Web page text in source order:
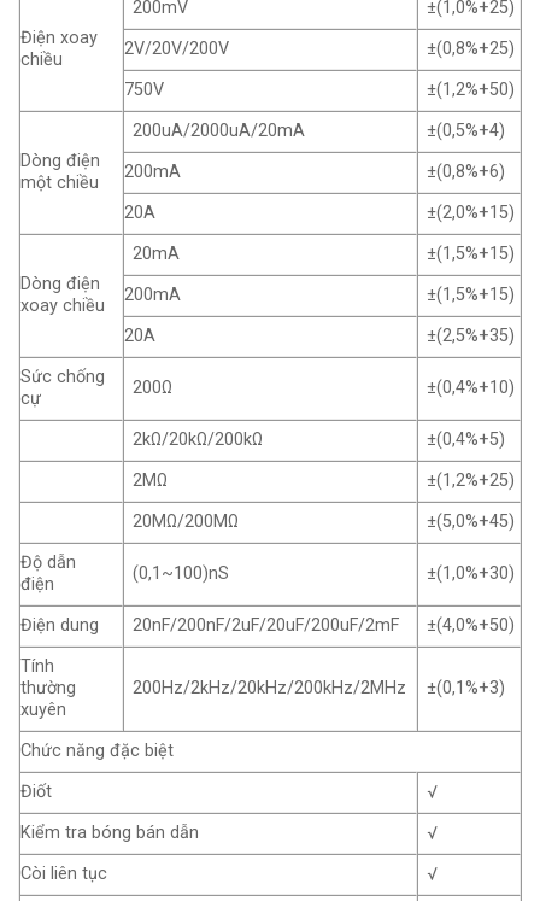
Điện xoay
chiều
200mV
±(1,0%+25)
2V/20V/200V
±(0,8%+25)
750V
±(1,2%+50)
Dòng điện
một chiều
200uA/2000uA/20mA
±(0,5%+4)
200mA
±(0,8%+6)
20A
±(2,0%+15)
Dòng điện
xoay chiều
20mA
±(1,5%+15)
200mA
±(1,5%+15)
20A
±(2,5%+35)
Sức chống
cự
200Ω ±(0,4%+10)
2kΩ/20kΩ/200kΩ
±(0,4%+5)
2MΩ
±(1,2%+25)
20MΩ/200MΩ
±(5,0%+45)
Độ dẫn
điện
(0,1~100)nS ±(1,0%+30)
Điện dung 20nF/200nF/2uF/20uF/200uF/2mF
±(4,0%+50)
Tính
thường
xuyên
200Hz/2kHz/20kHz/200kHz/2MHz ±(0,1%+3)
Chức năng đặc biệt
Điốt
√
Kiểm tra bóng bán dẫn
√
Còi liên tục
√